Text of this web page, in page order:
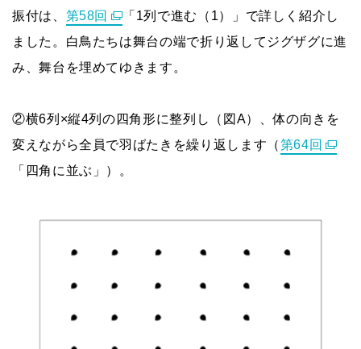
振付は、 第58回
「1列で進む（1）」で詳しく紹介し
ました。白鳥たちは舞台の端で折り返してジグザグに進
み、舞台を埋めてゆきます。
②横6列×縦4列の四角形に整列し（図A）、体の向きを
変えながら全員で羽ばたきを繰り返します（第64回
「四角に並ぶ」）。